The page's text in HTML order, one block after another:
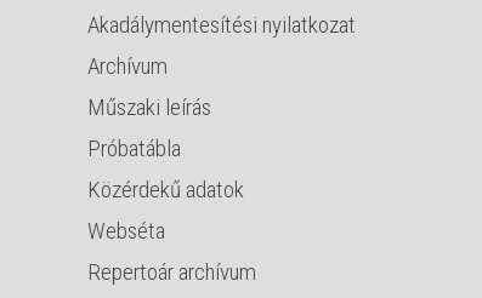
Akadálymentesítési nyilatkozat
Archívum
Műszaki leírás
Próbatábla
Közérdekű adatok
Webséta
Repertoár archívum